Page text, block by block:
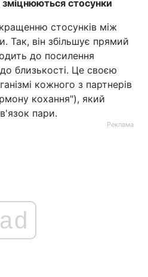
зміцнюються стосунки
стосунків між
Так, він збільшує прямий
до посилення
близькості. Це своєю
кожного з партнерів
кохання"), який
пари.
Реклама
ad